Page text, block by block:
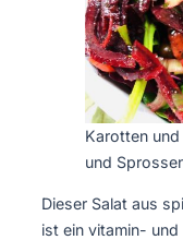
Karotten
und
Dieser Salat aus
ist ein vitamin-